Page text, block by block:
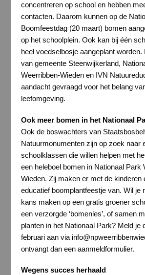
concentreren op school en hebben
contacten. Daarom kunnen op de
Boomfeestdag (20 maart) bomen
op het schoolplein. Ook kan bij één
heel voedselbosje aangeplant worden.
van gemeente Steenwijkerland,
Weerribben-Wieden en IVN
aandacht gevraagd voor het belang
leefomgeving.
Ook meer bomen in het Nationaal
Ook de boswachters van
Natuurmonumenten zijn op zoek naar
schoolklassen die willen helpen met
een heleboel bomen in Nationaal Park
Wieden. Zij maken er met de kinderen
educatief boomplantfeestje van. Wil je
kans maken op een gratis groener
een verzorgde ‘bomenles’, of samen
planten in het Nationaal Park? Meld je
februari aan via
ontvangt dan een aanmeldformulier.
Wegens succes herhaald